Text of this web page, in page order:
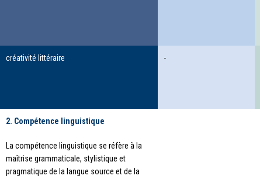
créativité littéraire -
2. Compétence linguistique
La compétence linguistique se réfère à la
maîtrise grammaticale, stylistique et
pragmatique de la langue source et de la